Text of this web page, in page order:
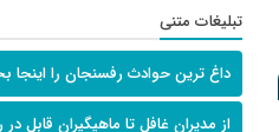
تبلیغات متنی
داغ ترین حوادث رفسنجان را اینجا
از مدیران غافل تا ماهیگیران قابل